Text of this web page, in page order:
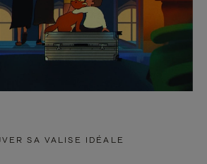
SA VALISE IDÉALE